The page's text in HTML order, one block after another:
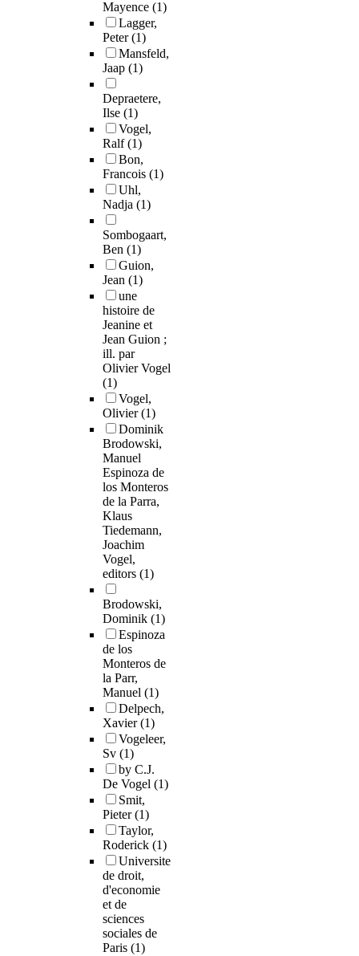
Mayence (1)
Lagger,
Peter(1)
Mansfeld,
Jaap (1)
Depraetere,
Ilse (1)
Vogel,
Ralf(1)
Bon,
Francois (1)
Uhl,
Nadja (1)
Sombogaart,
Ben (1)
Guion,
Jean (1)
une
histoire de
Jeanine et
Jean Guion ;
ill. par
Olivier Vogel
(1)
Vogel,
Olivier(1)
Dominik
Brodowski,
Manuel
Espinoza de
los Monteros
de la Parra,
Klaus
Tiedemann,
Joachim
Vogel,
editors (1)
Brodowski,
Dominik (1)
Espinoza
de los
Monteros de
la Parr,
Manuel (1)
Delpech,
Xavier(1)
Vogeleer,
Sv (1)
by C.J.
De Vogel (1)
Smit,
Pieter(1)
Taylor,
Roderick (1)
Universite
de droit,
d'economie
et de
sciences
sociales de
Paris (1)